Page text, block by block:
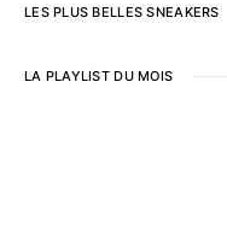
LES PLUS BELLES SNEAKERS
LA PLAYLIST DU MOIS